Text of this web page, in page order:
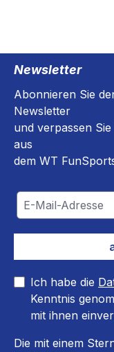
Newsletter
Abonnieren Sie
Newsletter
und verpassen
aus
dem WT
Ich habe die
Kenntnis
mit ihnen
Die mit einem